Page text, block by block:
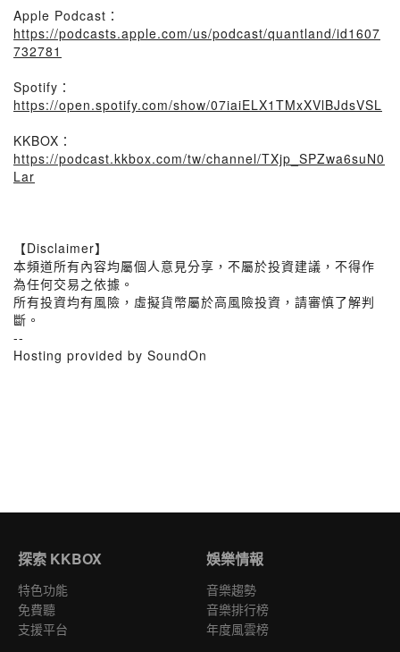
Apple Podcast：
https://podcasts.apple.com/us/podcast/quantland/id1607
732781
Spotify：
https://open.spotify.com/show/07iaiELX1TMxXVlBJdsVSL
KKBOX：
https://podcast.kkbox.com/tw/channel/TXjp_SPZwa6suN0
Lar
【Disclaimer】
本頻道所有內容均屬個人意見分享，不屬於投資建議，不得作
為任何交易之依據。
所有投資均有風險，虛擬貨幣屬於高風險投資，請審慎了解判
斷。
--
Hosting provided by SoundOn
探索 KKBOX
特色功能
免費聽
支援平台
娛樂情報
音樂趨勢
音樂排行榜
年度風雲榜